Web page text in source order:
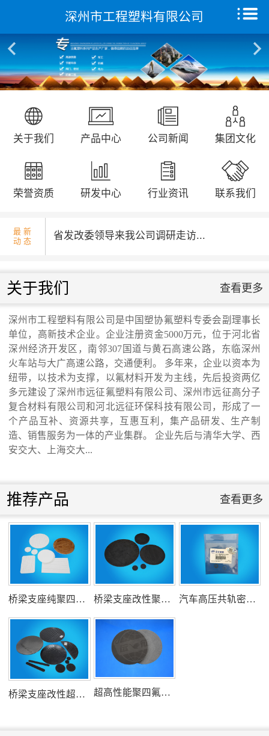
深州市工程塑料有限公司
关于我们 产品中心 公司新闻 集团文化
荣誉资质 研发中心 行业资讯 联系我们
最 新
动 态
核酸检测演练...
国庆升旗仪式...
省发改委领导来我公司调研走访...
交通运输行业标准《桥梁支座用高分子材料
滑板》 送审稿审查会在京召开...
河北省科学院与远征环保科技有限公司能源
式...
氟塑料行业兴氟沙龙...
组织客户体验深州蜜桃采摘...
关于我们 查看更多
深州市工程塑料有限公司是中国塑协氟塑料专委会副理事长
单位，高新技术企业。企业注册资金5000万元，位于河北省
深州经济开发区，南邻307国道与黄石高速公路，东临深州
火车站与大广高速公路，交通便利。 多年来，企业以资本为
纽带，以技术为支撑，以氟材料开发为主线，先后投资两亿
多元建设了深州市远征氟塑料有限公司、深州市远征高分子
复合材料有限公司和河北远征环保科技有限公司，形成了一
个产品互补、资源共享，互惠互利，集产品研发、生产制
造、销售服务为一体的产业集群。 企业先后与清华大学、西
安交大、上海交大...
推荐产品 查看更多
桥梁支座纯聚四氟乙烯滑板 桥梁支座改性聚四氟乙烯滑板 汽车高压共轨密封圈
桥梁支座改性超高分子量聚乙烯滑板 超高性能聚四氟乙烯滑板
首页
关于我们
产品中心
远征研发中心
集团文化
新闻动态